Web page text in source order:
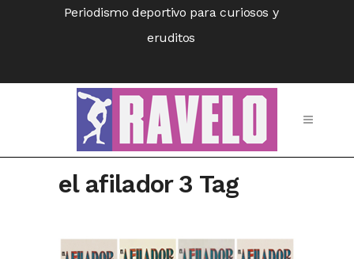
Periodismo deportivo para curiosos y
eruditos
el afilador 3 Tag